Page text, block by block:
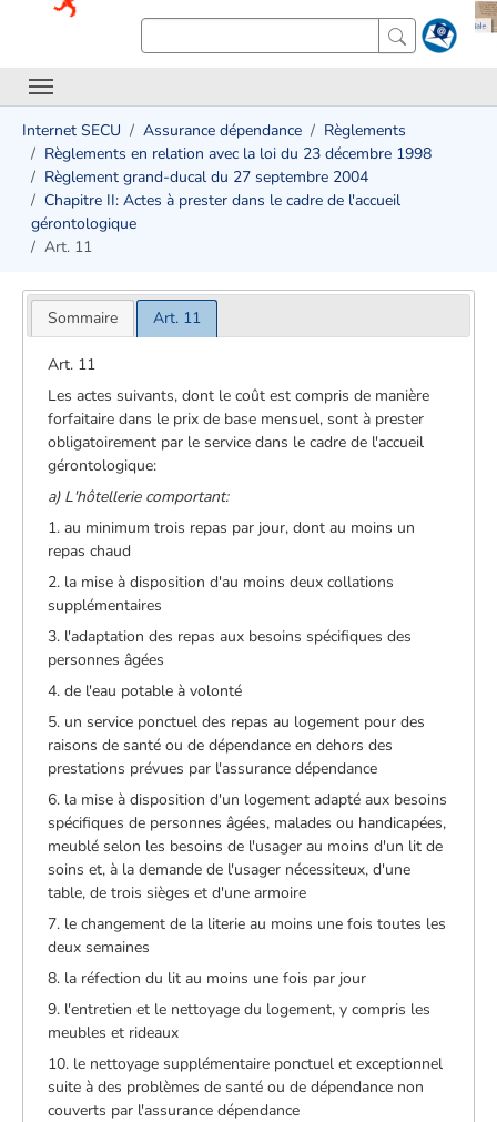
Internet SECU Assurance dépendance
Règlements
Règlements en relation avec la loi du 23 décembre 1998
Règlement grand-ducal du 27 septembre 2004
Chapitre II: Actes à prester dans le cadre de l'accueil
gérontologique
Art. 11
Sommaire Art. 11
Art. 11
Les actes suivants, dont le coût est compris de manière
forfaitaire dans le prix de base mensuel, sont à prester
obligatoirement par le service dans le cadre de l'accueil
gérontologique:
a) L'hôtellerie comportant:
1. au minimum trois repas par jour, dont au moins un
repas chaud
2. la mise à disposition d'au moins deux collations
supplémentaires
3. l'adaptation des repas aux besoins spécifiques des
personnes âgées
4. de l'eau potable à volonté
5. un service ponctuel des repas au logement pour des
raisons de santé ou de dépendance en dehors des
prestations prévues par l'assurance dépendance
6. la mise à disposition d'un logement adapté aux besoins
spécifiques de personnes âgées, malades ou handicapées,
meublé selon les besoins de l'usager au moins d'un lit de
soins et, à la demande de l'usager nécessiteux, d'une
table, de trois sièges et d'une armoire
7. le changement de la literie au moins une fois toutes les
deux semaines
8. la réfection du lit au moins une fois par jour
9. l'entretien et le nettoyage du logement, y compris les
meubles et rideaux
10. le nettoyage supplémentaire ponctuel et exceptionnel
suite à des problèmes de santé ou de dépendance non
couverts par l'assurance dépendance